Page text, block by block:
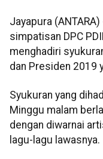
Jayapura
simpatisan DPC
menghadiri
dan Presiden 2019
Syukuran yang
Minggu malam
dengan diwarnai
lagu-lagu lawasnya.